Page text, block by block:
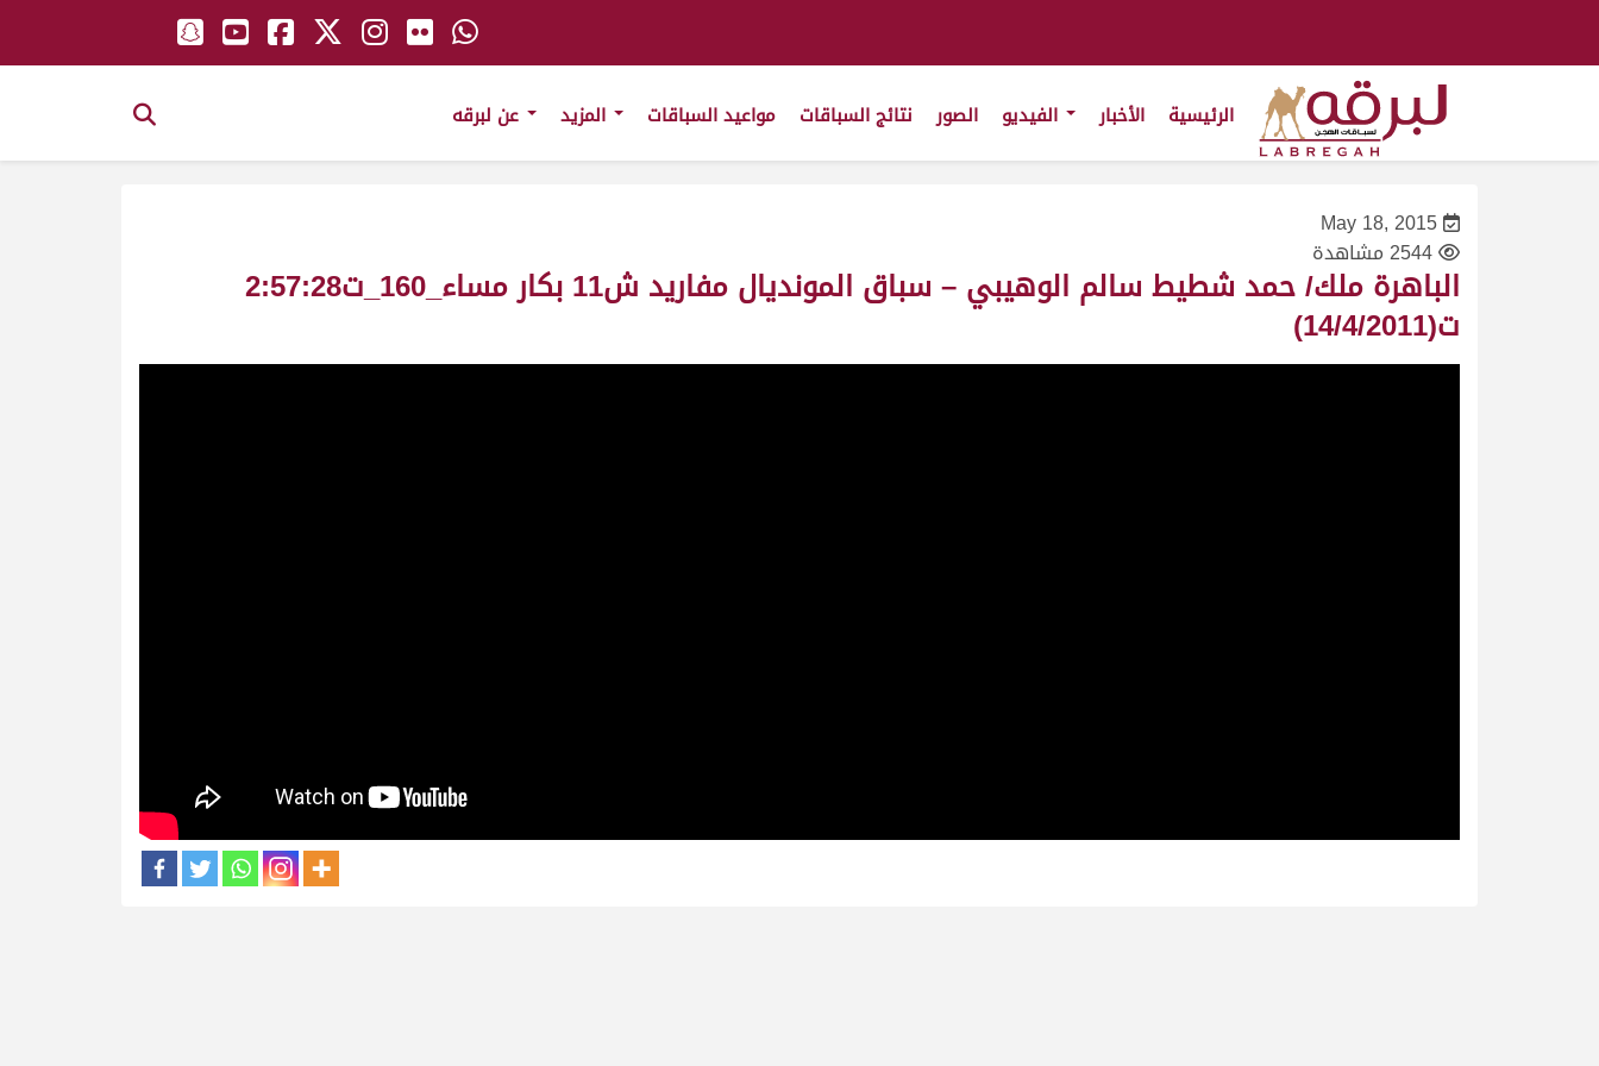
الرئيسية الأخبار الصور نتائج السباقات مواعيد السباقات
May 18, 2015
2544 مشاهدة
الباهرة ملك/ حمد شطيط سالم الوهيبي – سباق المونديال مفاريد ش11 بكار مساء_160_ت2:57:28
ت(14/4/2011)